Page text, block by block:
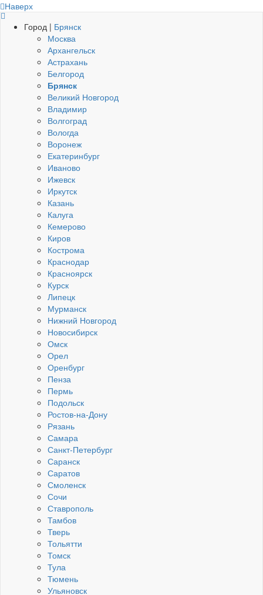
Наверх
Город | Брянск
Москва
Архангельск
Астрахань
Белгород
Брянск
Великий Новгород
Владимир
Волгоград
Вологда
Воронеж
Екатеринбург
Иваново
Ижевск
Иркутск
Казань
Калуга
Кемерово
Киров
Кострома
Краснодар
Красноярск
Курск
Липецк
Мурманск
Нижний Новгород
Новосибирск
Омск
Орел
Оренбург
Пенза
Пермь
Подольск
Ростов-на-Дону
Рязань
Самара
Санкт-Петербург
Саранск
Саратов
Смоленск
Сочи
Ставрополь
Тамбов
Тверь
Тольятти
Томск
Тула
Тюмень
Ульяновск